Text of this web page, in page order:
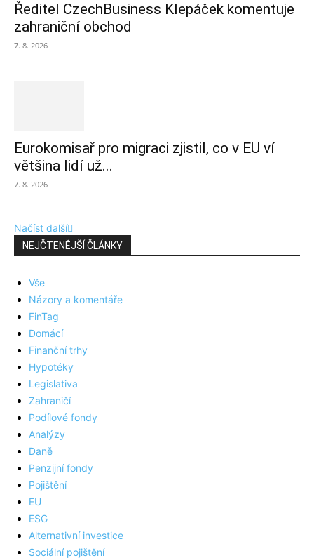
Ředitel CzechBusiness Klepáček komentuje
zahraniční obchod
7. 8. 2026
Eurokomisař pro migraci zjistil, co v EU ví
většina lidí už...
7. 8. 2026
Načíst další
NEJČTENĚJŠÍ ČLÁNKY
Vše
Názory a komentáře
FinTag
Domácí
Finanční trhy
Hypotéky
Legislativa
Zahraničí
Podílové fondy
Analýzy
Daně
Penzijní fondy
Pojištění
EU
ESG
Alternativní investice
Sociální pojištění